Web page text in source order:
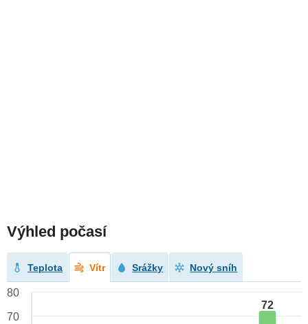
Výhled počasí
Teplota Vítr Srážky Nový sníh
72
80
70